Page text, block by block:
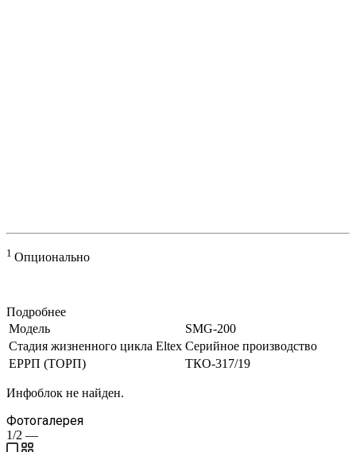
1 Опционально
Подробнее
Модель
SMG-200
Стадия жизненного цикла Eltex Серийное производство
ЕРРП (ТОРП)
ТКО-317/19
Инфоблок не найден.
Фотогалерея
1/2 —